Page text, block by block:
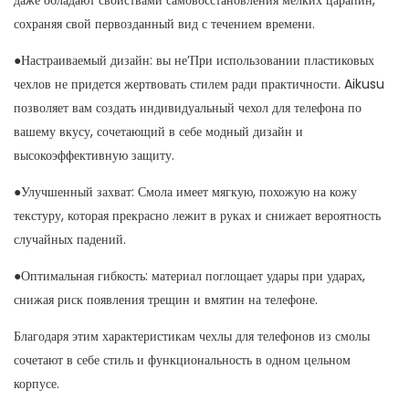
сохраняя свой первозданный вид с течением времени.
●Настраиваемый дизайн: вы не’При использовании пластиковых
чехлов не придется жертвовать стилем ради практичности. Aikusu
позволяет вам создать индивидуальный чехол для телефона по
вашему вкусу, сочетающий в себе модный дизайн и
высокоэффективную защиту.
●Улучшенный захват: Смола имеет мягкую, похожую на кожу
текстуру, которая прекрасно лежит в руках и снижает вероятность
случайных падений.
●Оптимальная гибкость: материал поглощает удары при ударах,
снижая риск появления трещин и вмятин на телефоне.
Благодаря этим характеристикам чехлы для телефонов из смолы
сочетают в себе стиль и функциональность в одном цельном
корпусе.